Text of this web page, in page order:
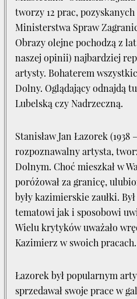
tworzy 12 prac,
Ministerstwa Spraw
Obrazy olejne pochodzą z
naszej opinii) najbardziej
artysty. Bohaterem
Dolny. Oglądający odnajdą
Lubelską czy Nadrzeczną.
Stanisław Jan Łazorek
rozpoznawalny artysta,
Dolnym. Choć mieszkał w
poróżował za granicę,
były kazimierskie zaułki.
tematowi jak i sposobowi
Wielu krytyków uważało
Kazimierz w swoich pracach.
Łazorek był popularnym
sprzedawał swoje prace w